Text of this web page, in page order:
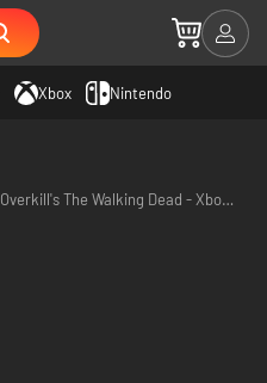
Xbox Nintendo
Overkill's The Walking Dead - Xbox One